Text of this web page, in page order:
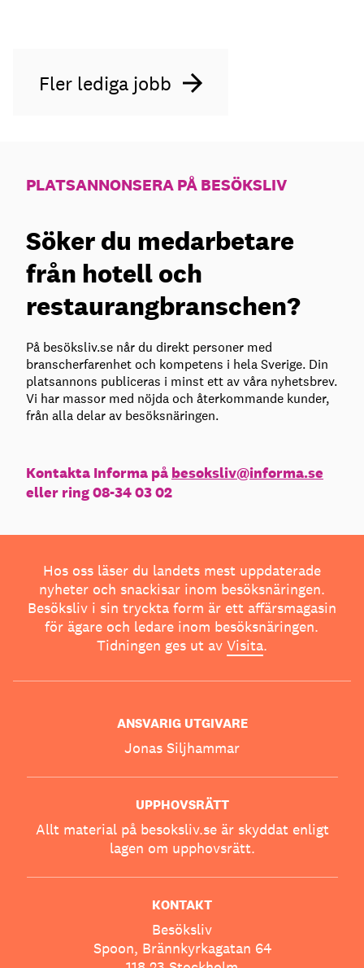
Fler lediga jobb
PLATSANNONSERA PÅ BESÖKSLIV
Söker du medarbetare
från hotell och
restaurangbranschen?
På besöksliv.se når du direkt personer med
branscherfarenhet och kompetens i hela Sverige. Din
platsannons publiceras i minst ett av våra nyhetsbrev.
Vi har massor med nöjda och återkommande kunder,
från alla delar av besöksnäringen.
Kontakta Informa på besoksliv@informa.se
eller ring 08-34 03 02
Hos oss läser du landets mest uppdaterade
nyheter och snackisar inom besöksnäringen.
Besöksliv i sin tryckta form är ett affärsmagasin
för ägare och ledare inom besöksnäringen.
Tidningen ges ut av Visita.
ANSVARIG UTGIVARE
Jonas Siljhammar
UPPHOVSRÄTT
Allt material på besoksliv.se är skyddat enligt
lagen om upphovsrätt.
KONTAKT
Besöksliv
Spoon, Brännkyrkagatan 64